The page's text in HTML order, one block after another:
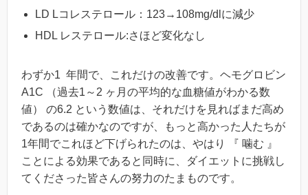
LD Lコレステロール：123→108mg/dlに減少
HDL レステロール:さほど変化なし
わずか1 年間で、これだけの改善です。ヘモグロビン
A1C （過去1～2 ヶ月の平均的な血糖値がわかる数
値） の6.2 という数値は、それだけを見ればまだ高め
であるのは確かなのですが、もっと高かった人たちが
1年間でこれほど下げられたのは、やはり 『 噛む 』
ことによる効果であると同時に、ダイエットに挑戦し
てくださった皆さんの努力のたまものです。